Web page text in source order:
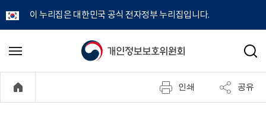
이 누리집은 대한민국 공식 전자정부 누리집입니다.
개
정
메
기
검
인쇄 공유